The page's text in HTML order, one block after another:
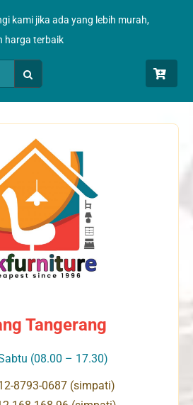
kami jika ada yang lebih murah,
harga terbaik
Tangerang
(08.00 – 17.30)
8793-0687 (simpati)